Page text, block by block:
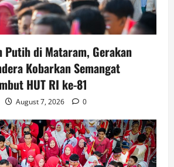
Putih di Mataram, Gerakan
Kobarkan Semangat
HUT RI ke-81
August 7, 2026 0